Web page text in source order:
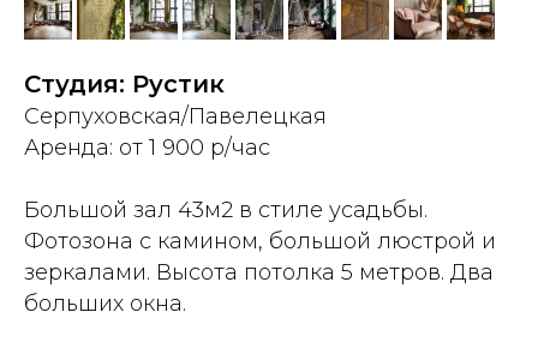
Студия: Рустик
Серпуховская/Павелецкая
Аренда: от 1 900 р/час
Большой зал 43м2 в стиле усадьбы.
Фотозона с камином, большой люстрой и
зеркалами. Высота потолка 5 метров. Два
больших окна.